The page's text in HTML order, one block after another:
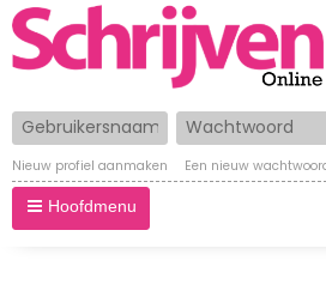
Gebruikersnaam Wachtwoord
Nieuw profiel aanmaken Een nieuw
Hoofdmenu